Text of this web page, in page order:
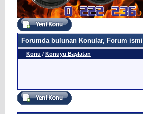
Forumda bulunan Konular, Forum ismi
Konu / Konuyu Başlatan